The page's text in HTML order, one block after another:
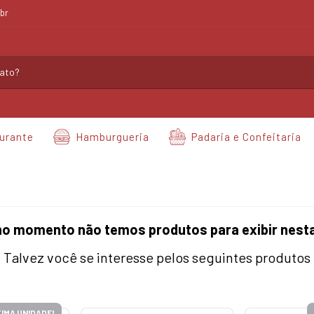
Hamburgueria Padaria e Confeitaria
momento não temos produtos para exibir
Talvez você se interesse pelos seguintes produtos